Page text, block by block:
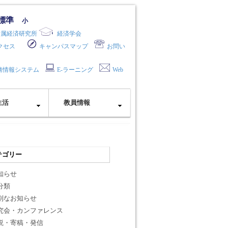
準
小
経済研究所
経済学会
セス キャンパスマップ
お問い
情報システム E-ラーニング
Web
活 教員情報
ゴリー
らせ
類
なお知らせ
会・カンファレンス
・寄稿・発信